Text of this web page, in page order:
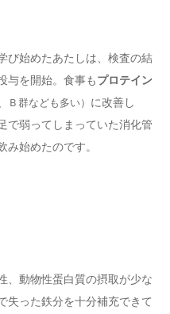
び始めたあたしは、検査の結
与を開始。食事もプロテイン
Ｂ群なども多い） に改善し
で弱ってしまっていた消化管
み始めたのです。
、動物性蛋白質の摂取が少な
失った鉄分を十分補充できて